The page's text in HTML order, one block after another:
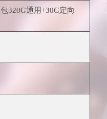
320G通用+30G定向